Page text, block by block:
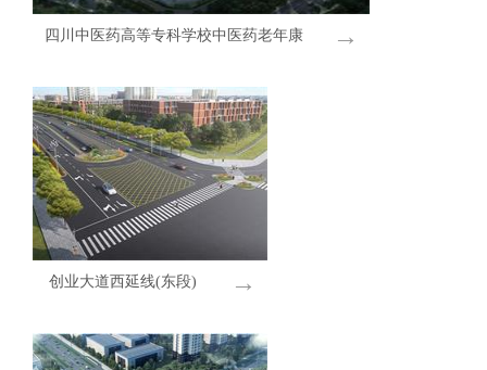
四川中医药高等专科学校中医药老年康 →
创业大道西延线(东段) →